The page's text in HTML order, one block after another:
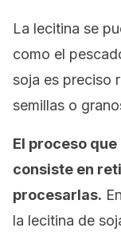
La lecitina se
como el
soja es preciso
semillas o
El proceso
consiste en
procesarlas.
la lecitina de